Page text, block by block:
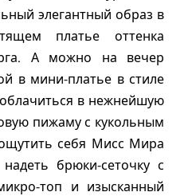
элегантный образ в
платье оттенка
А можно на вечер
в мини-платье в стиле
в нежнейшую
пижаму с кукольным
себя Мисс Мира
брюки-сеточку с
топ и изысканный